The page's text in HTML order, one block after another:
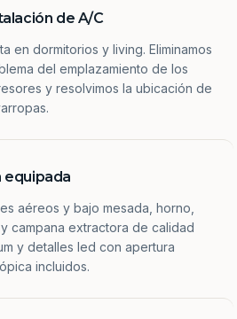
de A/C
en dormitorios y living. Eliminamos
del emplazamiento de los
y resolvimos la ubicación de
equipada
aéreos y bajo mesada, horno,
campana extractora de calidad
y detalles led con apertura
incluidos.